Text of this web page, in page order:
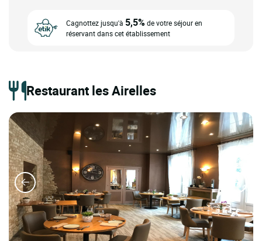
Cagnottez jusqu'à 5,5%de votre séjour en
réservant dans cet établissement
Restaurant les Airelles